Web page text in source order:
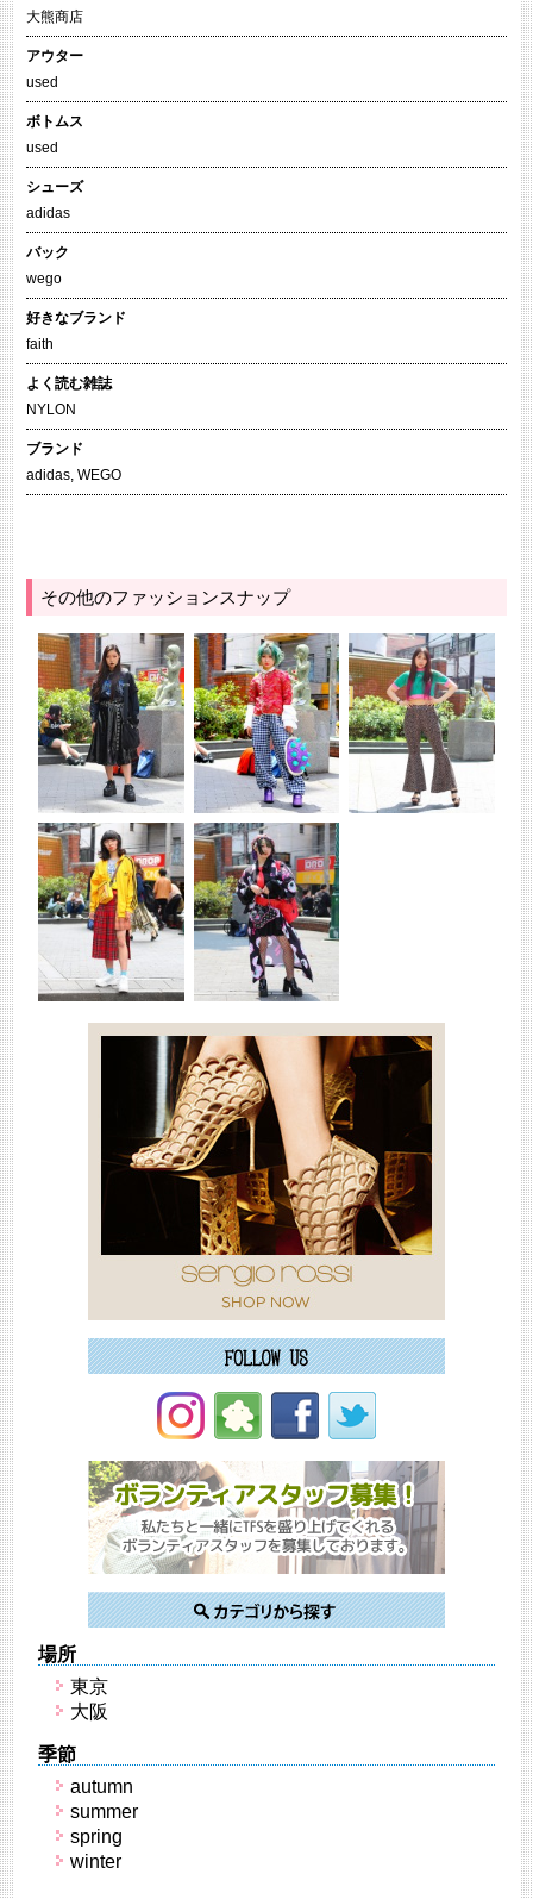
大熊商店
アウター
used
ボトムス
used
シューズ
adidas
バック
wego
好きなブランド
faith
よく読む雑誌
NYLON
ブランド
adidas, WEGO
その他のファッションスナップ
場所
東京
大阪
季節
autumn
summer
spring
winter